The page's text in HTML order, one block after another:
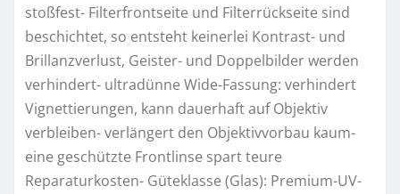
stoßfest- Filterfrontseite und Filterrückseite sind
beschichtet, so entsteht keinerlei Kontrast- und
Brillanzverlust, Geister- und Doppelbilder werden
verhindert- ultradünne Wide-Fassung: verhindert
Vignettierungen, kann dauerhaft auf Objektiv
verbleiben- verlängert den Objektivvorbau kaum-
eine geschützte Frontlinse spart teure
Reparaturkosten- Güteklasse (Glas): Premium-UV-